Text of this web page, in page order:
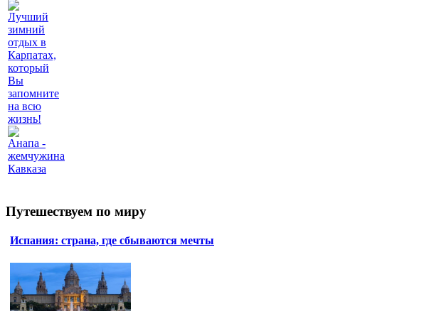
Лучший
зимний
отдых в
Карпатах,
который
Вы
запомните
на всю
жизнь!
Анапа -
жемчужина
Кавказа
Путешествуем по миру
Испания: страна, где сбываются мечты